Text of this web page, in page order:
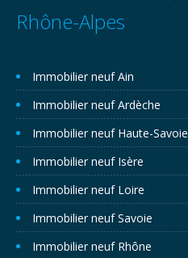
Rhône-Alpes
Immobilier neuf Ain
Immobilier neuf Ardèche
Immobilier neuf Haute-Savoie
Immobilier neuf Isère
Immobilier neuf Loire
Immobilier neuf Savoie
Immobilier neuf Rhône